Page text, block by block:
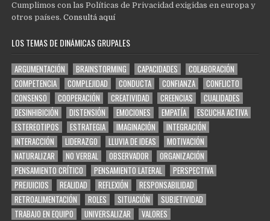
Cumplimos con las Políticas de Privacidad exigidas en europa y
otros países.Consultá aquí
LOS TEMAS DE DINÁMICAS GRUPALES
ARGUMENTACIÓN BRAINSTORMING CAPACIDADES
COLABORACIÓN
COMPETENCIA
COMPLEJIDAD CONDUCTA CONFIANZA
CONFLICTO
CONSENSO
COOPERACIÓN CREATIVIDAD CREENCIAS
CUALIDADES
DESINHIBICIÓN
DISTENSIÓN EMOCIONES EMPATÍA
ESCUCHA ACTIVA
ESTEREOTIPOS
ESTRATEGIA IMAGINACIÓN
INTEGRACIÓN
INTERACCIÓN
LIDERAZGO LLUVIA DE IDEAS
MOTIVACIÓN
NATURALIZAR
NO VERBAL OBSERVADOR
ORGANIZACIÓN
PENSAMIENTO CRÍTICO
PENSAMIENTO LATERAL
PERSPECTIVA
PREJUICIOS
REALIDAD REFLEXIÓN
RESPONSABILIDAD
RETROALIMENTACIÓN
ROLES SITUACIÓN
SUBJETIVIDAD
TRABAJO EN EQUIPO
UNIVERSALIZAR VALORES